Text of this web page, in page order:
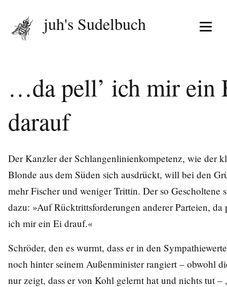
Menü
juh's Sudelbuch
…da pell’ ich mir ein
darauf
Der Kanzler der Schlangenlinienkompetenz, wie der
Blonde aus dem Süden sich ausdrückt, will bei den
mehr Fischer und weniger Trittin. Der so Gescholtene
dazu: »Auf Rücktrittsforderungen anderer Parteien, da
ich mir ein Ei drauf.«
Schröder, den es wurmt, dass er in den
noch hinter seinem Außenminister rangiert – obwohl
nur zeigt, dass er von Kohl gelernt hat und nichts tut – ,